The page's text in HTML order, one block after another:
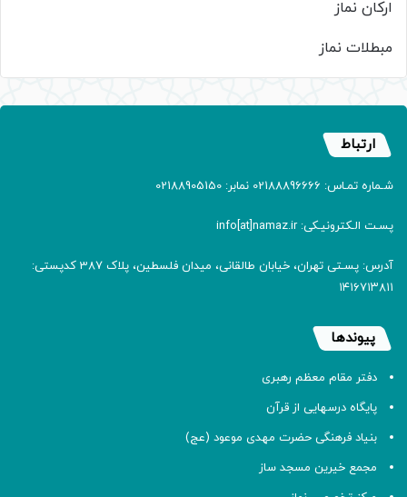
ارکان نماز
مبطلات نماز
ارتباط
شـماره تمـاس: 02188896666 نمابر: 02188905150
پسـت الـکترونیـکی: info[at]namaz.ir
آدرس: پسـتی تهران، خیابان طالقانی، میدان فلسطین، پلاک 387 کدپستی:
۱۴۱۶۷۱۳۸۱۱
پیوندها
دفتر مقام معظم رهبری
پایگاه درسهایی از قرآن
بنیاد فرهنگی حضرت مهدی موعود (عج)
مجمع خیرین مسجد ساز